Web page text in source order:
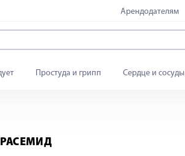
Арендодателям
Простуда и грипп Сердце и сосуды